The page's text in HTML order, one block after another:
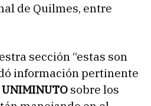
de Quilmes, entre
sección “estas son
información pertinente
sobre los